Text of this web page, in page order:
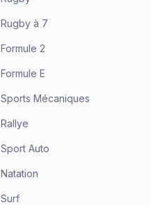
Rugby à 7
Formule 2
Formule E
Sports Mécaniques
Rallye
Sport Auto
Natation
Surf